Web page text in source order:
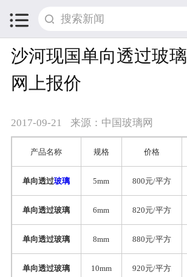

沙河现国单向透过玻
网上报价
2017-09-21 来源：中国玻璃网
产品名称 规格 价格
单向透过玻璃 5mm 800元/平方
单向透过玻璃 6mm 820元/平方
单向透过玻璃 8mm 880元/平方
单向透过玻璃 10mm 920元/平方